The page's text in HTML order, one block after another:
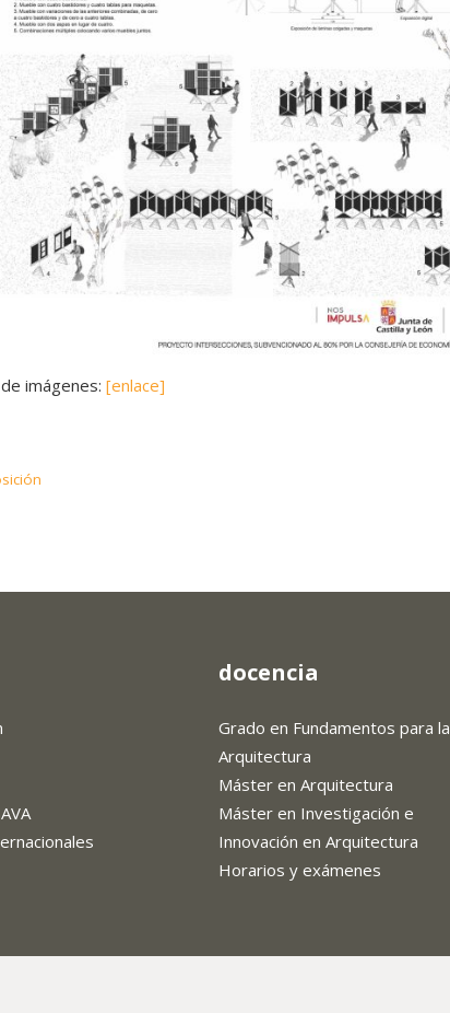
imágenes: [enlace]
docencia
Grado en Fundamentos para la
Arquitectura
Máster en Arquitectura
Máster en Investigación e
Innovación en Arquitectura
Horarios y exámenes